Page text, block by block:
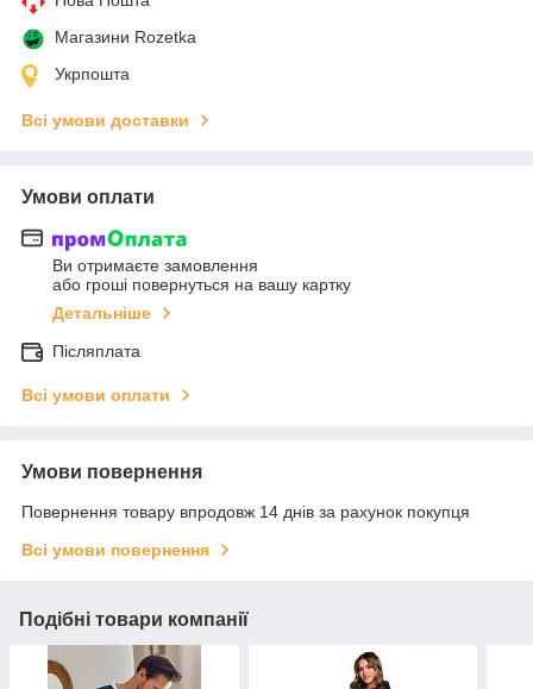
Магазини Rozetka
Укрпошта
Всі умови доставки
Умови оплати
Ви отримаєте замовлення
або гроші повернуться на вашу картку
Детальніше
Післяплата
Всі умови оплати
Умови повернення
Повернення товару впродовж 14 днів за рахунок покупця
Всі умови повернення
Подібні товари компанії